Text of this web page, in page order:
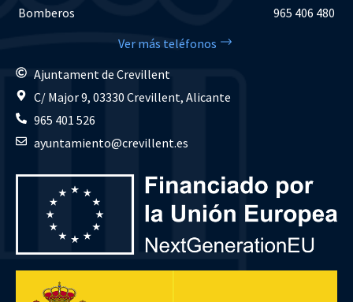
Bomberos
965 406 480
Ver más teléfonos
Ajuntament de Crevillent
C/ Major 9, 03330 Crevillent, Alicante
965 401 526
ayuntamiento@crevillent.es